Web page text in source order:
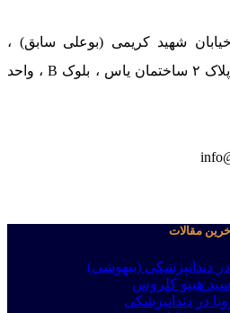
شهید کریمی (بوعلی سابق) ،
نرسیده به چهار راه اسدی ، پلاک ۲ ساختمان یاس ، بلوک B ، واحد
مقالات
دندانپزشکی (بیهوشی)
اسید هیپو کلروس
در دندانپزشکی